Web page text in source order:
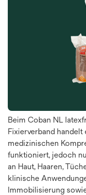
Beim Coban NL
Fixierverband
medizinischen
funktioniert, jedoch
an Haut, Haaren,
klinische
Immobilisierung